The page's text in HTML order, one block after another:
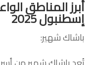
أبرز المناطق
إسطنبول 2025
باشاك شهير: